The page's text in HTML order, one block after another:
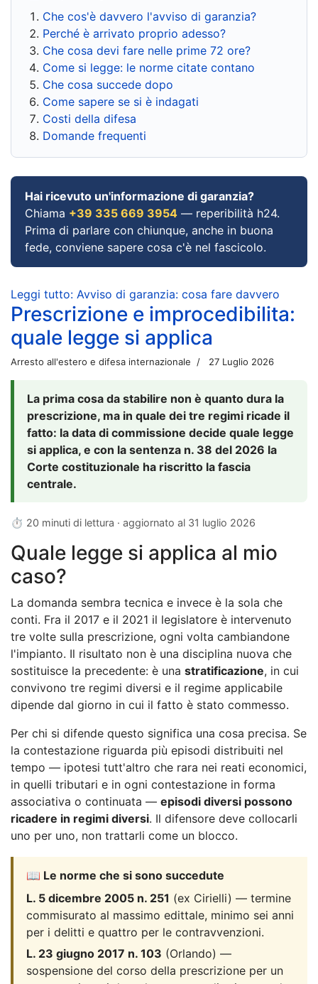
Che cos'è davvero l'avviso di garanzia?
Perché è arrivato proprio adesso?
Che cosa devi fare nelle prime 72 ore?
Come si legge: le norme citate contano
Che cosa succede dopo
Come sapere se si è indagati
Costi della difesa
Domande frequenti
Hai ricevuto un'informazione di garanzia?
Chiama +39 335 669 3954 — reperibilità h24.
Prima di parlare con chiunque, anche in buona
fede, conviene sapere cosa c'è nel fascicolo.
Leggi tutto: Avviso di garanzia: cosa fare davvero
Prescrizione e improcedibilita:
quale legge si applica
Arresto all'estero e difesa internazionale 27 Luglio 2026
La prima cosa da stabilire non è quanto dura la
prescrizione, ma in quale dei tre regimi ricade il
fatto: la data di commissione decide quale legge
si applica, e con la sentenza n. 38 del 2026 la
Corte costituzionale ha riscritto la fascia
centrale.
⏱ 20 minuti di lettura · aggiornato al 31 luglio 2026
Quale legge si applica al mio
caso?
La domanda sembra tecnica e invece è la sola che
conti. Fra il 2017 e il 2021 il legislatore è intervenuto
tre volte sulla prescrizione, ogni volta cambiandone
l'impianto. Il risultato non è una disciplina nuova che
sostituisce la precedente: è una stratificazione, in cui
convivono tre regimi diversi e il regime applicabile
dipende dal giorno in cui il fatto è stato commesso.
Per chi si difende questo significa una cosa precisa. Se
la contestazione riguarda più episodi distribuiti nel
tempo — ipotesi tutt'altro che rara nei reati economici,
in quelli tributari e in ogni contestazione in forma
associativa o continuata — episodi diversi possono
ricadere in regimi diversi. Il difensore deve collocarli
uno per uno, non trattarli come un blocco.
📖 Le norme che si sono succedute
L. 5 dicembre 2005 n. 251 (ex Cirielli) — termine
commisurato al massimo edittale, minimo sei anni
per i delitti e quattro per le contravvenzioni.
L. 23 giugno 2017 n. 103 (Orlando) —
sospensione del corso della prescrizione per un